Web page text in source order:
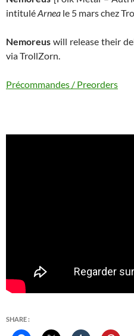
intituléArnea le 5 mars chez
Nemoreus will release their
via TrollZorn.
Précommandes / Preorders
SHARE :